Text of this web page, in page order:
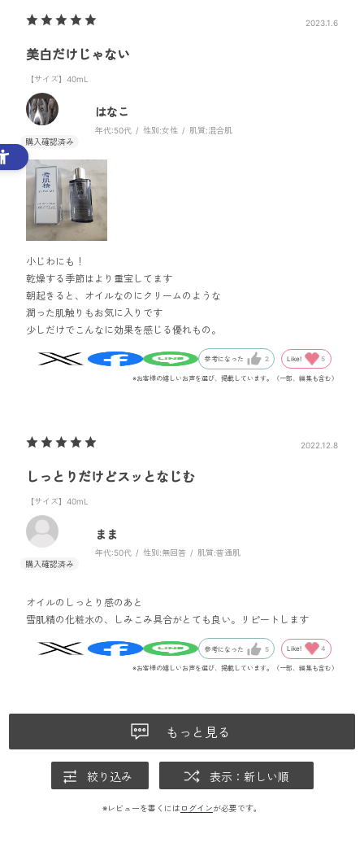
2023.1.6
美白だけじゃない
【サイズ】40mL
はなこ
年代:50代 性別:女性 肌質:混合肌
小じわにも！
乾燥する季節はより重宝してます
朝起きると、オイルなのにクリームのような
潤った肌触りもお気に入りです
少しだけでこんなに効果を感じる優れもの。
参考になった 2 Like! 5
※お客様の嬉しいお声を選び、掲載しています。（一部、編集も含む）
2022.12.8
しっとりだけどスッとなじむ
【サイズ】40mL
まま
年代:50代 性別:無回答 肌質:普通肌
オイルのしっとり感のあと
雪肌精の化粧水の、しみこみ具合がとても良い。リピートします
参考になった 5 Like! 4
※お客様の嬉しいお声を選び、掲載しています。（一部、編集も含む）
もっと見る
絞り込み 表示：新しい順
※レビューを書くには ログインが必要です。